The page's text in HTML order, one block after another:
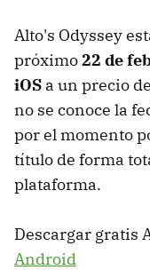
Alto's Odyssey
próximo22 de
iOS a un precio
no se conoce la
por el momento
título de forma
plataforma.
Descargar gratis
Android